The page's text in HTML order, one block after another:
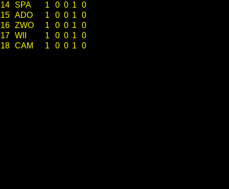
14
SPA 1 0 0 1
0
15 ADO 1 0 0 1
0
16 ZWO 1 0 0 1
0
17 WII 1 0 0 1
0
18 CAM 1 0 0 1 0